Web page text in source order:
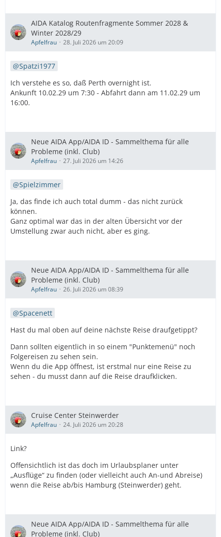
AIDA Katalog Routenfragmente Sommer 2028 &
Winter 2028/29
Apfelfrau 28. Juli 2026 um 20:09
Spatzi1977
Ich verstehe es so, daß Perth overnight ist.
Ankunft 10.02.29 um 7:30 - Abfahrt dann am 11.02.29 um
16:00.
Neue AIDA App/AIDA ID - Sammelthema für alle
Probleme (inkl. Club)
Apfelfrau 27. Juli 2026 um 14:26
Spielzimmer
Ja, das finde ich auch total dumm - das nicht zurück
können.
Ganz optimal war das in der alten Übersicht vor der
Umstellung zwar auch nicht, aber es ging.
Neue AIDA App/AIDA ID - Sammelthema für alle
Probleme (inkl. Club)
Apfelfrau 26. Juli 2026 um 08:39
Spacenett
Hast du mal oben auf deine nächste Reise draufgetippt?
Dann sollten eigentlich in so einem "Punktemenü" noch
Folgereisen zu sehen sein.
Wenn du die App öffnest, ist erstmal nur eine Reise zu
sehen - du musst dann auf die Reise draufklicken.
Cruise Center Steinwerder
Apfelfrau 24. Juli 2026 um 20:28
Link?
Offensichtlich ist das doch im Urlaubsplaner unter
„Ausflüge“ zu finden (oder vielleicht auch An-und Abreise)
wenn die Reise ab/bis Hamburg (Steinwerder) geht.
Neue AIDA App/AIDA ID - Sammelthema für alle
Probleme (inkl. Club)